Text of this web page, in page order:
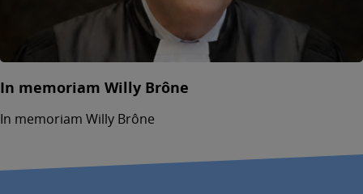
In memoriam Willy Brône
In memoriam Willy Brône